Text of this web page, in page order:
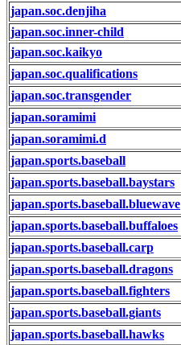
japan.soc.denjiha
japan.soc.inner-child
japan.soc.kaikyo
japan.soc.qualifications
japan.soc.transgender
japan.soramimi
japan.soramimi.d
japan.sports.baseball
japan.sports.baseball.baystars
japan.sports.baseball.bluewave
japan.sports.baseball.buffaloes
japan.sports.baseball.carp
japan.sports.baseball.dragons
japan.sports.baseball.fighters
japan.sports.baseball.giants
japan.sports.baseball.hawks